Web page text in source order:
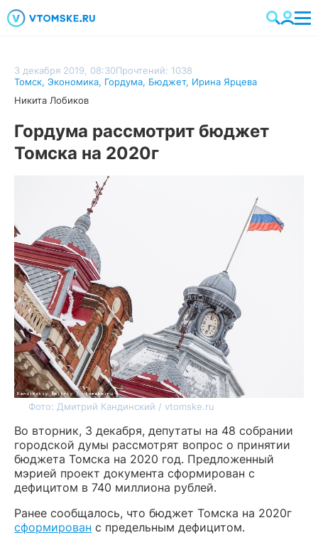
3 декабря 2019, 08:30Прочтений: 1038
Томск, Экономика, Гордума, Бюджет, Ирина Ярцева
Никита Лобиков
Гордума рассмотрит бюджет
Томска на 2020г
Фото: Дмитрий Кандинский / vtomske.ru
Во вторник, 3 декабря, депутаты на 48 собрании
городской думы рассмотрят вопрос о принятии
бюджета Томска на 2020 год. Предложенный
мэрией проект документа сформирован с
дефицитом в 740 миллиона рублей.
Ранее сообщалось, что бюджет Томска на 2020г
сформирован с предельным дефицитом.